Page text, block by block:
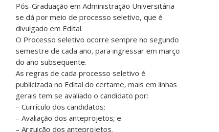
Pós-Graduação em Administração Universitária
se dá por meio de processo seletivo, que é
divulgado em Edital.
O Processo seletivo ocorre sempre no segundo
semestre de cada ano, para ingressar em março
do ano subsequente.
As regras de cada processo seletivo é
publicizada no Edital do certame, mais em linhas
gerais tem se avaliado o candidato por:
– Currículo dos candidatos;
– Avaliação dos anteprojetos; e
– Arguição dos anteprojetos.